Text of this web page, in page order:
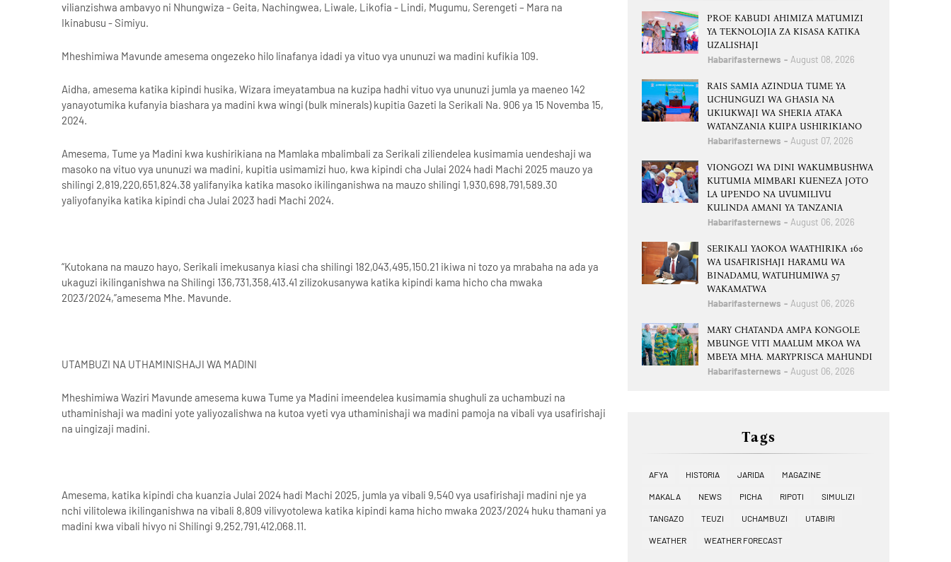
vilianzishwa ambavyo ni Nhungwiza - Geita, Nachingwea, Liwale, Likofia - Lindi, Mugumu, Serengeti – Mara na
Ikinabusu - Simiyu.
Mheshimiwa Mavunde amesema ongezeko hilo linafanya idadi ya vituo vya ununuzi wa madini kufikia 109.
Aidha, amesema katika kipindi husika, Wizara imeyatambua na kuzipa hadhi vituo vya ununuzi jumla ya maeneo 142
yanayotumika kufanyia biashara ya madini kwa wingi (bulk minerals) kupitia Gazeti la Serikali Na. 906 ya 15 Novemba 15,
2024.
Amesema, Tume ya Madini kwa kushirikiana na Mamlaka mbalimbali za Serikali ziliendelea kusimamia uendeshaji wa
masoko na vituo vya ununuzi wa madini, kupitia usimamizi huo, kwa kipindi cha Julai 2024 hadi Machi 2025 mauzo ya
shilingi 2,819,220,651,824.38 yalifanyika katika masoko ikilinganishwa na mauzo shilingi 1,930,698,791,589.30
yaliyofanyika katika kipindi cha Julai 2023 hadi Machi 2024.
“Kutokana na mauzo hayo, Serikali imekusanya kiasi cha shilingi 182,043,495,150.21 ikiwa ni tozo ya mrabaha na ada ya
ukaguzi ikilinganishwa na Shilingi 136,731,358,413.41 zilizokusanywa katika kipindi kama hicho cha mwaka
2023/2024,”amesema Mhe. Mavunde.
UTAMBUZI NA UTHAMINISHAJI WA MADINI
Mheshimiwa Waziri Mavunde amesema kuwa Tume ya Madini imeendelea kusimamia shughuli za uchambuzi na
uthaminishaji wa madini yote yaliyozalishwa na kutoa vyeti vya uthaminishaji wa madini pamoja na vibali vya usafirishaji
na uingizaji madini.
Amesema, katika kipindi cha kuanzia Julai 2024 hadi Machi 2025, jumla ya vibali 9,540 vya usafirishaji madini nje ya
nchi vilitolewa ikilinganishwa na vibali 8,809 vilivyotolewa katika kipindi kama hicho mwaka 2023/2024 huku thamani ya
madini kwa vibali hivyo ni Shilingi 9,252,791,412,068.11.
PROF. KABUDI AHIMIZA MATUMIZI
YA TEKNOLOJIA ZA KISASA KATIKA
UZALISHAJI
Habarifasternews August 08, 2026
RAIS SAMIA AZINDUA TUME YA
UCHUNGUZI WA GHASIA NA
UKIUKWAJI WA SHERIA ATAKA
WATANZANIA KUIPA USHIRIKIANO
Habarifasternews August 07, 2026
VIONGOZI WA DINI WAKUMBUSHWA
KUTUMIA MIMBARI KUENEZA JOTO
LA UPENDO NA UVUMILIVU
KULINDA AMANI YA TANZANIA
Habarifasternews August 06, 2026
SERIKALI YAOKOA WAATHIRIKA 160
WA USAFIRISHAJI HARAMU WA
BINADAMU, WATUHUMIWA 57
WAKAMATWA
Habarifasternews August 06, 2026
MARY CHATANDA AMPA KONGOLE
MBUNGE VITI MAALUM MKOA WA
MBEYA MHA. MARYPRISCA MAHUNDI
Habarifasternews August 06, 2026
Tags
AFYA HISTORIA JARIDA MAGAZINE
MAKALA NEWS PICHA RIPOTI SIMULIZI
TANGAZO TEUZI UCHAMBUZI UTABIRI
WEATHER WEATHER FORECAST